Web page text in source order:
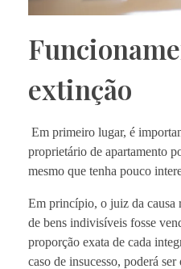
extinção
Em primeiro lugar, é
proprietário de apartamento
mesmo que tenha pouco
Em princípio, o juiz da causa
de bens indivisíveis fosse
proporção exata de cada
caso de insucesso, poderá